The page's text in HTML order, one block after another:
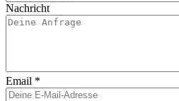
Nachricht
Email *